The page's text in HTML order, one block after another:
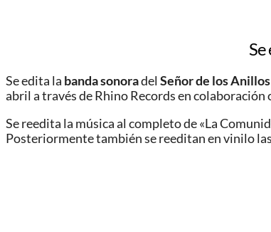
Se edita la banda sonoradel Señor de los Anillos
abril a través de Rhino Records en colaboración
Se reedita la música al completo de «La
Posteriormente también se reeditan en vinilo las